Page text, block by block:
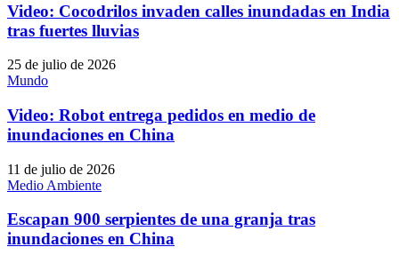
Video: Cocodrilos invaden calles inundadas en India
tras fuertes lluvias
25 de julio de 2026
Mundo
Video: Robot entrega pedidos en medio de
inundaciones en China
11 de julio de 2026
Medio Ambiente
Escapan 900 serpientes de una granja tras
inundaciones en China